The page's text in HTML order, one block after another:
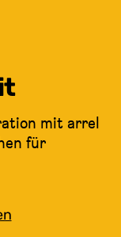
mit arrel
für